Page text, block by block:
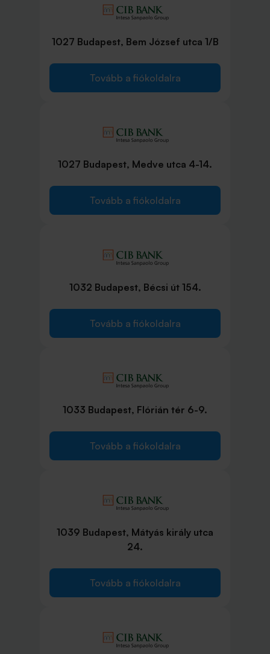
1027 Budapest, Bem József utca 1/B
Tovább a fiókoldalra
1027 Budapest, Medve utca 4-14.
Tovább a fiókoldalra
1032 Budapest, Bécsi út 154.
Tovább a fiókoldalra
1033 Budapest, Flórián tér 6-9.
Tovább a fiókoldalra
1039 Budapest, Mátyás király utca
24.
Tovább a fiókoldalra